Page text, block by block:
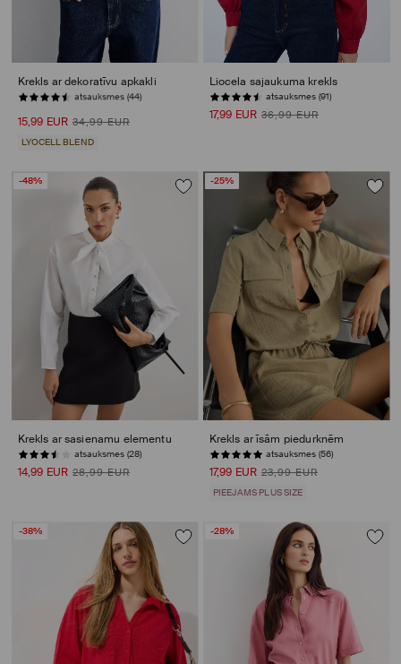
Krekls ar dekoratīvu apkakli
PĒDĒJĀS PRECES
15,99 EUR 34,99 EUR
LYOCELL BLEND
Liocela sajaukuma krekls
atsauksmes (91)
17,99 EUR 36,99 EUR
-48%
Krekls ar sasienamu elementu
atsauksmes (28)
14,99 EUR 28,99 EUR
-25%
Krekls ar īsām piedurknēm
atsauksmes (56)
17,99 EUR 23,99 EUR
PIEEJAMS PLUS SIZE
-38% -28%